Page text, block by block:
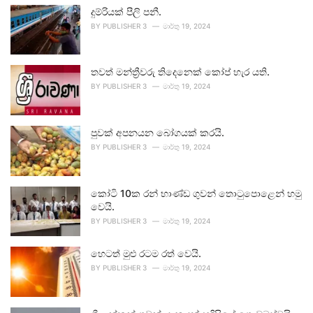
දුම්රියක් පීලි පනී.
BY PUBLISHER 3 මාර්තු 19, 2024
තවත් මන්ත්‍රීවරු තිදෙනෙක් කෝප් හැර යති.
BY PUBLISHER 3 මාර්තු 19, 2024
පුවක් අපනයන බෝගයක් කරයි.
BY PUBLISHER 3 මාර්තු 19, 2024
කෝටි 10ක රන් භාණ්ඩ ගුවන් තොටුපොළෙන් හමු
වෙයි.
BY PUBLISHER 3 මාර්තු 19, 2024
හෙටත් මුළු රටම රත් වෙයි.
BY PUBLISHER 3 මාර්තු 19, 2024